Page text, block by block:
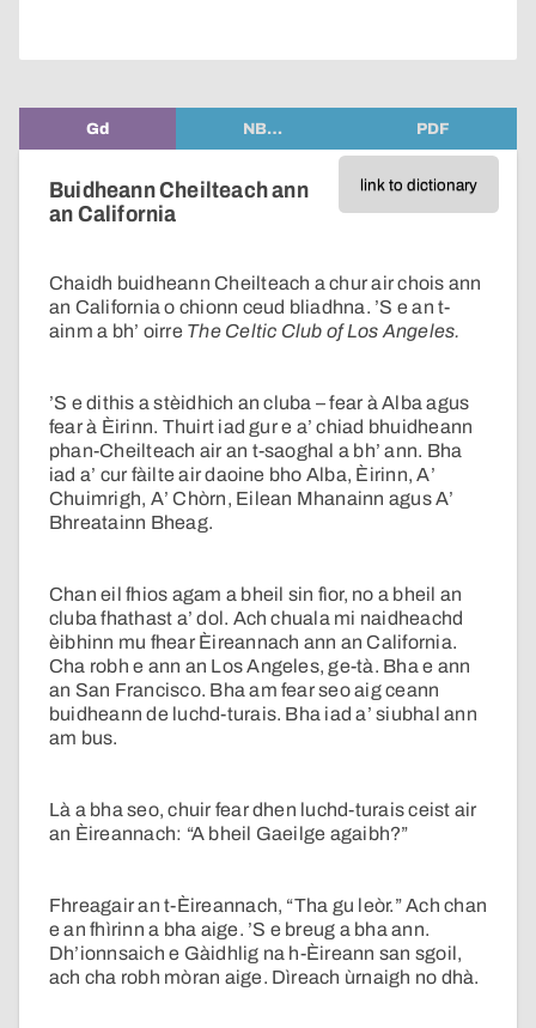
Gd NB… PDF
link to dictionary
Buidheann Cheilteach ann
an California
Chaidh buidheann Cheilteach a chur air chois ann
an California o chionn ceud bliadhna. ’S e an t-
ainm a bh’ oirre The Celtic Club of Los Angeles.
’S e dithis a stèidhich an cluba – fear à Alba agus
fear à Èirinn. Thuirt iad gur e a’ chiad bhuidheann
phan-Cheilteach air an t-saoghal a bh’ ann. Bha
iad a’ cur fàilte air daoine bho Alba, Èirinn, A’
Chuimrigh, A’ Chòrn, Eilean Mhanainn agus A’
Bhreatainn Bheag.
Chan eil fhios agam a bheil sin fìor, no a bheil an
cluba fhathast a’ dol. Ach chuala mi naidheachd
èibhinn mu fhear Èireannach ann an California.
Cha robh e ann an Los Angeles, ge-tà. Bha e ann
an San Francisco. Bha am fear seo aig ceann
buidheann de luchd-turais. Bha iad a’ siubhal ann
am bus.
Là a bha seo, chuir fear dhen luchd-turais ceist air
an Èireannach: “A bheil Gaeilge agaibh?”
Fhreagair an t-Èireannach, “Tha gu leòr.” Ach chan
e an fhìrinn a bha aige. ’S e breug a bha ann.
Dh’ionnsaich e Gàidhlig na h-Èireann san sgoil,
ach cha robh mòran aige. Dìreach ùrnaigh no dhà.